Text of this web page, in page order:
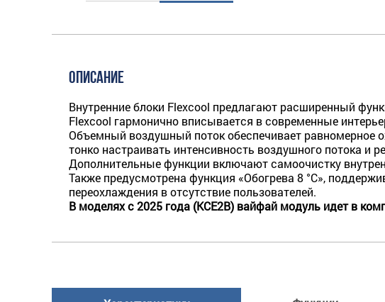
ОПИСАНИЕ
Внутренние блоки Flexcool предлагают расширенный
Flexcool гармонично вписывается в современные
Объемный воздушный поток обеспечивает равномерное
тонко настраивать интенсивность воздушного потока и
Дополнительные функции включают самоочистку
Также предусмотрена функция «Обогрева 8 °C»,
переохлаждения в отсутствие пользователей.
В моделях c 2025 года (KCE2B) вайфай модуль идет в